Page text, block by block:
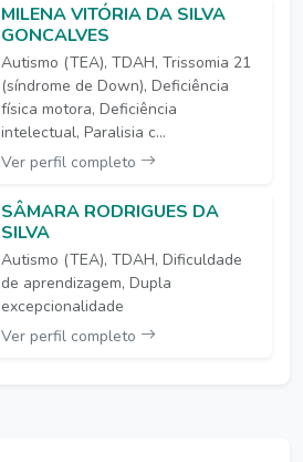
MILENA VITÓRIA DA SILVA
GONCALVES
Autismo (TEA), TDAH, Trissomia 21
(síndrome de Down), Deficiência
física motora, Deficiência
intelectual, Paralisia c...
Ver perfil completo
SÂMARA RODRIGUES DA
SILVA
Autismo (TEA), TDAH, Dificuldade
de aprendizagem, Dupla
excepcionalidade
Ver perfil completo